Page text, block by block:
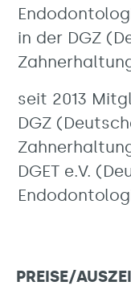
in der DGZ
seit 2013
DGZ
DGET e.V.
PREISE/